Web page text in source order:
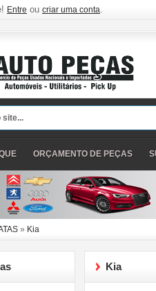
Entre ou criar uma conta.
ORÇAMENTO DE PEÇAS
» Kia
Kia